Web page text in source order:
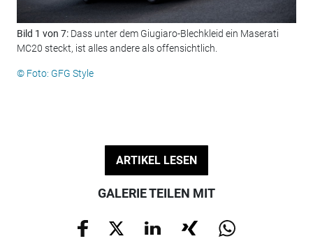
Bild 1 von 7: Dass unter dem Giugiaro-Blechkleid ein Maserati
MC20 steckt, ist alles andere als offensichtlich.
© Foto: GFG Style
ARTIKEL LESEN
GALERIE TEILEN MIT